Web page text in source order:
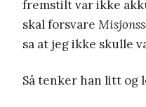
fremstilt var ikke
skal forsvare
sa at jeg ikke skulle
Så tenker han litt og